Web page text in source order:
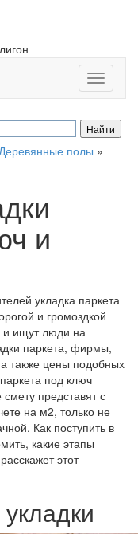
Toggle
полы »
и
укладка паркета
и громоздкой
и ищут люди на
паркета, фирмы,
также цены подобных
под ключ
представят с
на м2, только не
Как поступить в
какие этапы
этот